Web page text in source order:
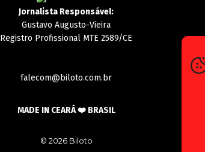
Jornalista Responsável:
Gustavo Augusto-Vieira
Registro Profissional MTE 2589/CE
falecom@biloto.com.br
MADE IN CEARÁ ❤️ BRASIL
© 2026 Biloto